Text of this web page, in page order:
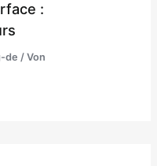
:
de / Von